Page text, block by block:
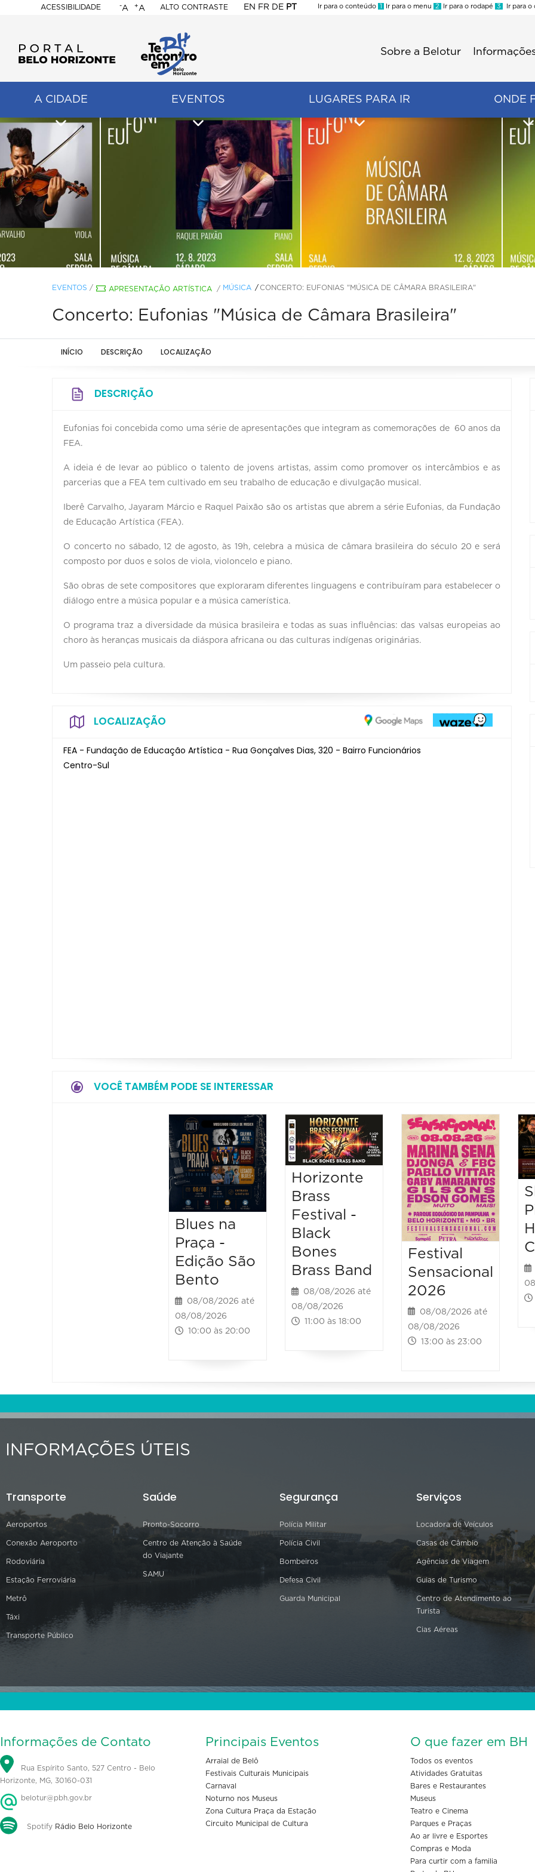
ACESSIBILIDADE
BELO
HORIZONTE
-A +A ALTO CONTRASTE EN FR DE PT
Ir para o conteúdo 1 Ir para o menu 2 Ir para o rodapé 3 Ir para o
Sobre a Belotur
A CIDADE EVENTOS LUGARES PARA IR ONDE
EVENTOS / APRESENTAÇÃO ARTÍSTICA / MÚSICA CONCERTO: EUFONIAS "MÚSICA DE CÂMARA BRASILEIRA"
Concerto: Eufonias "Música de Câmara Brasileira"
INÍCIO DESCRIÇÃO LOCALIZAÇÃO
DESCRIÇÃO
Eufonias foi concebida como uma série de apresentações que integram as comemorações de 60 anos da
FEA.
A ideia é de levar ao público o talento de jovens artistas, assim como promover os intercâmbios e as
parcerias que a FEA tem cultivado em seu trabalho de educação e divulgação musical.
Iberê Carvalho, Jayaram Márcio e Raquel Paixão são os artistas que abrem a série Eufonias, da Fundação
de Educação Artística (FEA).
O concerto no sábado, 12 de agosto, às 19h, celebra a música de câmara brasileira do século 20 e será
composto por duos e solos de viola, violoncelo e piano.
São obras de sete compositores que exploraram diferentes linguagens e contribuíram para estabelecer o
diálogo entre a música popular e a música camerística.
O programa traz a diversidade da música brasileira e todas as suas influências: das valsas europeias ao
choro às heranças musicais da diáspora africana ou das culturas indígenas originárias.
Um passeio pela cultura.
LOCALIZAÇÃO
FEA - Fundação de Educação Artística - Rua Gonçalves Dias, 320 - Bairro Funcionários
Centro-Sul
VOCÊ TAMBÉM PODE SE INTERESSAR
Blues na
Praça -
Edição São
Bento
08/08/2026 até
08/08/2026
10:00 às 20:00
Horizonte
Brass
Festival -
Black
Bones
Brass Band
08/08/2026 até
08/08/2026
11:00 às 18:00
Festival
Sensacional
2026
08/08/2026 até
08/08/2026
13:00 às 23:00
INFORMAÇÕES ÚTEIS
Transporte
Aeroportos
Conexão Aeroporto
Rodoviária
Estação Ferroviária
Metrô
Táxi
Transporte Público
Saúde
Pronto-Socorro
Centro de Atenção à Saúde
do Viajante
SAMU
Segurança
Polícia Militar
Polícia Civil
Bombeiros
Defesa Civil
Guarda Municipal
Serviços
Locadora de Veículos
Casas de Câmbio
Agências de Viagem
Guias de Turismo
Centro de Atendimento ao
Turista
Cias Aéreas
Informações de Contato
Rua Espírito Santo, 527 Centro - Belo
Horizonte, MG, 30160-031
belotur@pbh.gov.br
Spotify Rádio Belo Horizonte
Principais Eventos
Arraial de Belô
Festivais Culturais Municipais
Carnaval
Noturno nos Museus
Zona Cultura Praça da Estação
Circuito Municipal de Cultura
O que fazer em BH
Todos os eventos
Atividades Gratuitas
Bares e Restaurantes
Museus
Teatro e Cinema
Parques e Praças
Ao ar livre e Esportes
Compras e Moda
Para curtir com a familia